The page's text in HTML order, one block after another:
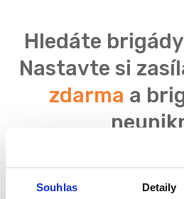
Souhlas Detaily
Hledáte
Nastavte si
zdarma a